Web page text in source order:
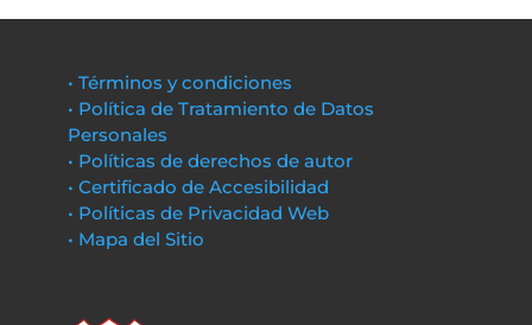
• Términos y condiciones
• Política de Tratamiento de Datos
Personales
• Políticas de derechos de autor
• Certificado de Accesibilidad
• Políticas de Privacidad Web
• Mapa del Sitio